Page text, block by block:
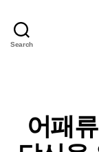
Search
어패